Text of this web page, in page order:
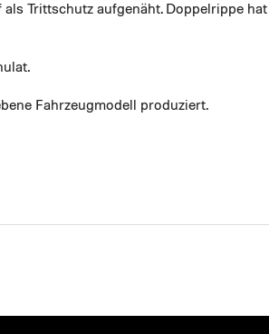
Trittschutz aufgenäht. Doppelrippe
Fahrzeugmodell produziert.